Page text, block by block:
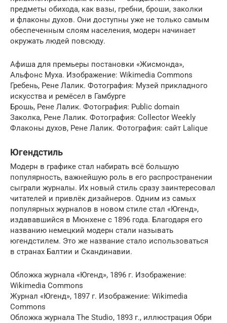
предметы обихода, как вазы, гребни, броши, заколки
и флаконы духов. Они доступны уже не только самым
обеспеченным слоям населения, модерн начинает
окружать людей повсюду.
Афиша для премьеры постановки «Жисмонда»,
Альфонс Муха. Изображение: Wikimedia Commons
Гребень, Рене Лалик. Фотография: Музей прикладного
искусства и ремёсел в Гамбурге
Брошь, Рене Лалик. Фотография: Public domain
Заколка, Рене Лалик. Фотография: Collector Weekly
Флаконы духов, Рене Лалик. Фотография: сайт Lalique
Югендстиль
Модерн в графике стал набирать всё большую
популярность, важнейшую роль в его распространении
сыграли журналы. Их новый стиль сразу заинтересовал
читателей и привлёк дизайнеров. Одним из самых
популярных журналов в новом стиле стал «Югенд»,
издававшийся в Мюнхене с 1896 года. Благодаря его
названию немецкий модерн стали называть
югендстилем. Это же название стало использоваться
в странах Балтии и Скандинавии.
Обложка журнала «Югенд», 1896 г. Изображение:
Wikimedia Commons
Журнал «Югенд», 1897 г. Изображение: Wikimedia
Commons
Обложка журнала The Studio, 1893 г., иллюстрация Обри